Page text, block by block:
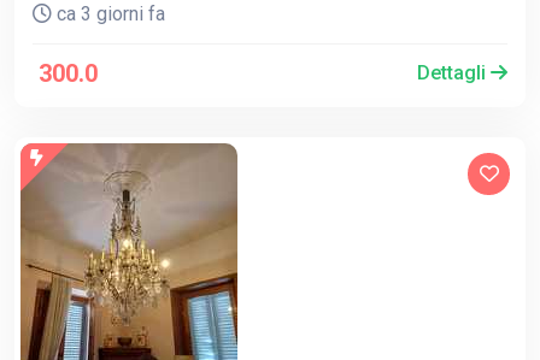
ca 3 giorni fa
300.0 Dettagli